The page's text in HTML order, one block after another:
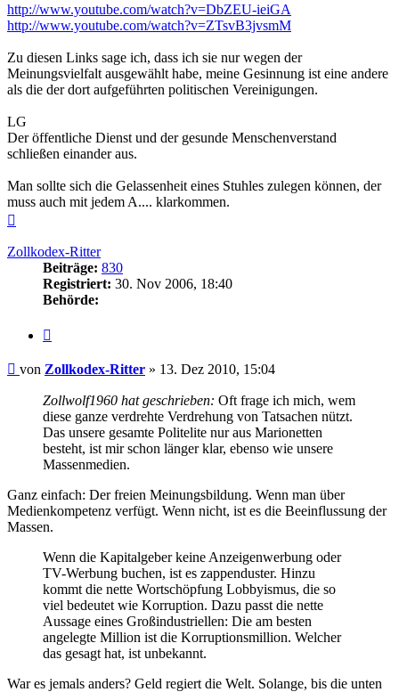
http://www.youtube.com/watch?v=DbZEU-ieiGA
http://www.youtube.com/watch?v=ZTsvB3jvsmM
Zu diesen Links sage ich, dass ich sie nur wegen der
Meinungsvielfalt ausgewählt habe, meine Gesinnung ist eine andere
als die der dort aufgeführten politischen Vereinigungen.
LG
Der öffentliche Dienst und der gesunde Menschenverstand
schließen einander aus.
Man sollte sich die Gelassenheit eines Stuhles zulegen können, der
muss auch mit jedem A.... klarkommen.
Zollkodex-Ritter
Beiträge: 830
Registriert: 30. Nov 2006, 18:40
Behörde:
Beitrag
von Zollkodex-Ritter » 13. Dez 2010, 15:04
Zollwolf1960 hat geschrieben: Oft frage ich mich, wem
diese ganze verdrehte Verdrehung von Tatsachen nützt.
Das unsere gesamte Politelite nur aus Marionetten
besteht, ist mir schon länger klar, ebenso wie unsere
Massenmedien.
Ganz einfach: Der freien Meinungsbildung. Wenn man über
Medienkompetenz verfügt. Wenn nicht, ist es die Beeinflussung der
Massen.
Wenn die Kapitalgeber keine Anzeigenwerbung oder
TV-Werbung buchen, ist es zappenduster. Hinzu
kommt die nette Wortschöpfung Lobbyismus, die so
viel bedeutet wie Korruption. Dazu passt die nette
Aussage eines Großindustriellen: Die am besten
angelegte Million ist die Korruptionsmillion. Welcher
das gesagt hat, ist unbekannt.
War es jemals anders? Geld regiert die Welt. Solange, bis die unten